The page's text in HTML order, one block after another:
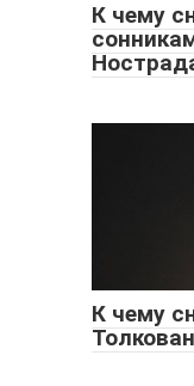
К чему
К чему